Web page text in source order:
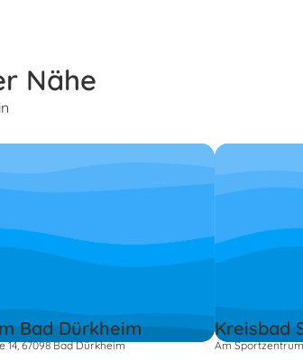
Nähe
Bad Dürkheim
14, 67098 Bad Dürkheim
Kreisbad
Am